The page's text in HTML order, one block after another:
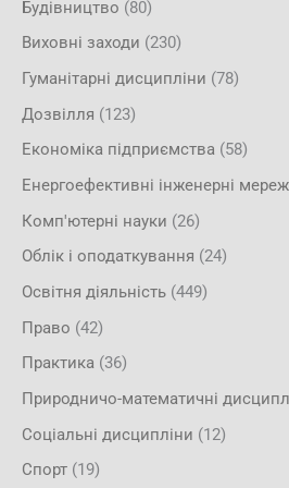
Будівництво (80)
Виховні заходи (230)
Гуманітарні дисципліни (78)
Дозвілля (123)
Економіка підприємства (58)
Енергоефективні інженерні
Комп'ютерні науки (26)
Облік і оподаткування (24)
Освітня діяльність (449)
Право (42)
Практика (36)
Природничо-математичні
Соціальні дисципліни (12)
Спорт (19)